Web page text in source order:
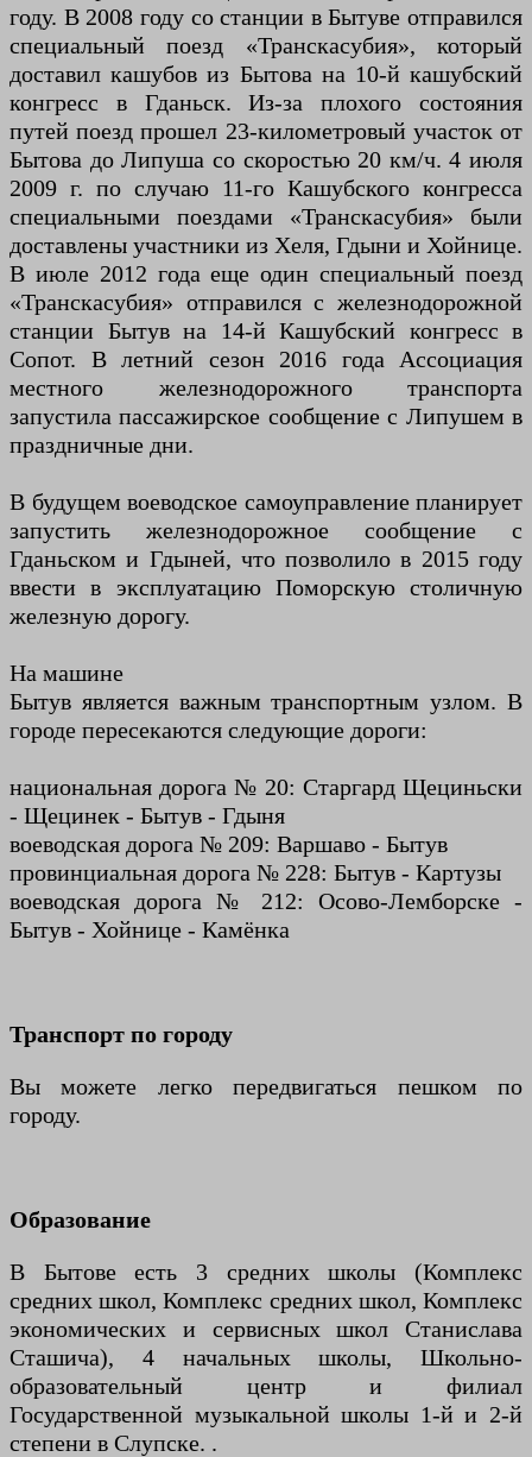
году. В 2008 году со станции в Бытуве отправился
специальный поезд «Транскасубия», который
доставил кашубов из Бытова на 10-й кашубский
конгресс в Гданьск. Из-за плохого состояния
путей поезд прошел 23-километровый участок от
Бытова до Липуша со скоростью 20 км/ч. 4 июля
2009 г. по случаю 11-го Кашубского конгресса
специальными поездами «Транскасубия» были
доставлены участники из Хеля, Гдыни и Хойнице.
В июле 2012 года еще один специальный поезд
«Транскасубия» отправился с железнодорожной
станции Бытув на 14-й Кашубский конгресс в
Сопот. В летний сезон 2016 года Ассоциация
местного железнодорожного транспорта
запустила пассажирское сообщение с Липушем в
праздничные дни.
В будущем воеводское самоуправление планирует
запустить железнодорожное сообщение с
Гданьском и Гдыней, что позволило в 2015 году
ввести в эксплуатацию Поморскую столичную
железную дорогу.
На машине
Бытув является важным транспортным узлом. В
городе пересекаются следующие дороги:
национальная дорога № 20: Старгард Щециньски
- Щецинек - Бытув - Гдыня
воеводская дорога № 209: Варшаво - Бытув
провинциальная дорога № 228: Бытув - Картузы
воеводская дорога № 212: Осово-Лемборске -
Бытув - Хойнице - Камёнка
Транспорт по городу
Вы можете легко передвигаться пешком по
городу.
Образование
В Бытове есть 3 средних школы (Комплекс
средних школ, Комплекс средних школ, Комплекс
экономических и сервисных школ Станислава
Сташича), 4 начальных школы, Школьно-
образовательный центр и филиал
Государственной музыкальной школы 1-й и 2-й
степени в Слупске. .